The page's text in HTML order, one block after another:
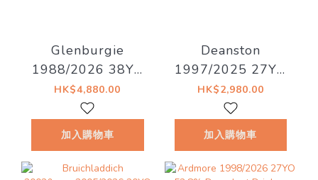
Glenburgie
1988/2026 38YO
Refill Hogshead
46.7% Decadent
Drinks -
[Chapter Thirty
HK$4,880.00
加入購物車
Deanston
1997/2025 27YO
Refill Hogshead
50.4% Decadent
Drinks - Decadent
HK$2,980.00
加入購物車